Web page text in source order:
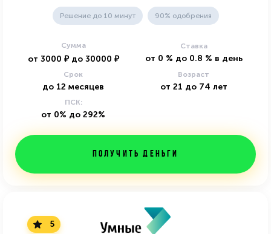
Решение до 10 минут 90% одобрения
Сумма
от 3000 ₽ до 30000 ₽
Ставка
от 0 % до 0.8 % в день
Срок
до 12 месяцев
Возраст
от 21 до 74 лет
ПСК:
от 0% до 292%
Получить деньги
5